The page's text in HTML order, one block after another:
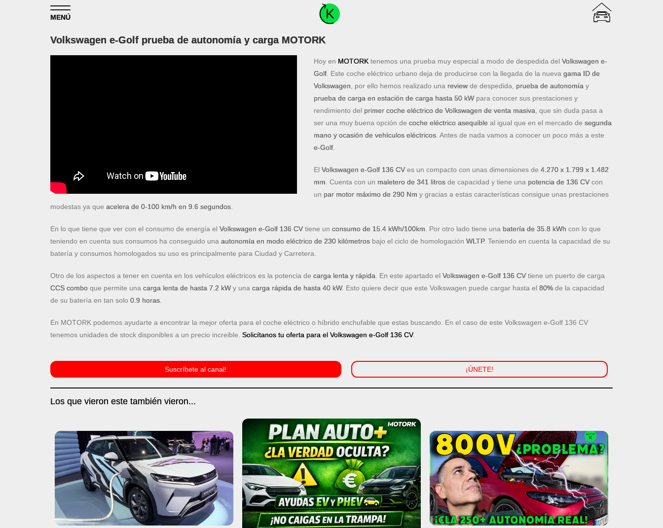
MENÚ
Volkswagen e-Golf prueba de autonomía y carga MOTORK
Hoy en MOTORK tenemos una prueba muy especial a modo de despedida delVolkswagen e-
Golf. Este coche eléctrico urbano deja de producirse con la llegada de la nuevagama ID de
Volkswagen, por ello hemos realizado una review de despedida,prueba de autonomía y
prueba de carga en estación de carga hasta 50 kW para conocer sus prestaciones y
rendimiento delprimer coche eléctrico de Volkswagen de venta masiva, que sin duda pasa a
ser una muy buena opción decoche eléctrico asequible al igual que en el mercado desegunda
mano y ocasión de vehículos eléctricos. Antes de nada vamos a conocer un poco más a este
e-Golf.
ElVolkswagen e-Golf 136 CVes un compacto con unas dimensiones de4.270 x 1.799 x 1.482
mm. Cuenta con un maletero de 341 litros de capacidad y tiene unapotencia de 136 CVcon
unpar motor máximo de 290 Nm y gracias a estas características consigue unas prestaciones
modestas ya que acelera de 0-100 km/h en 9.6 segundos.
En lo que tiene que ver con el consumo de energía el Volkswagen e-Golf 136 CVtiene un consumo de 15.4 kWh/100km. Por otro lado tiene una batería de 35.8 kWh con lo que
teniendo en cuenta sus consumos ha conseguido una autonomía en modo eléctrico de 230 kilómetros bajo el ciclo de homologación WLTP. Teniendo en cuenta la capacidad de su
batería y consumos homologados su uso es principalmente para Ciudad y Carretera.
Otro de los aspectos a tener en cuenta en los vehículos eléctricos es la potencia de carga lenta y rápida. En este apartado el Volkswagen e-Golf 136 CVtiene un puerto de carga
CCS combo que permite una carga lenta de hasta 7.2 kW y una carga rápida de hasta 40 kW. Esto quiere decir que este Volkswagen puede cargar hasta el 80% de la capacidad
de su batería en tan solo 0.9 horas.
En MOTORK podemos ayudarte a encontrar la mejor oferta para el coche eléctrico o híbrido enchufable que estas buscando. En el caso de este Volkswagen e-Golf 136 CV
tenemos unidades de stock disponibles a un precio increible. Solicítanos tu oferta para el Volkswagen e-Golf 136 CV.
Suscríbete al canal! ¡ÚNETE!
Los que vieron este también vieron...